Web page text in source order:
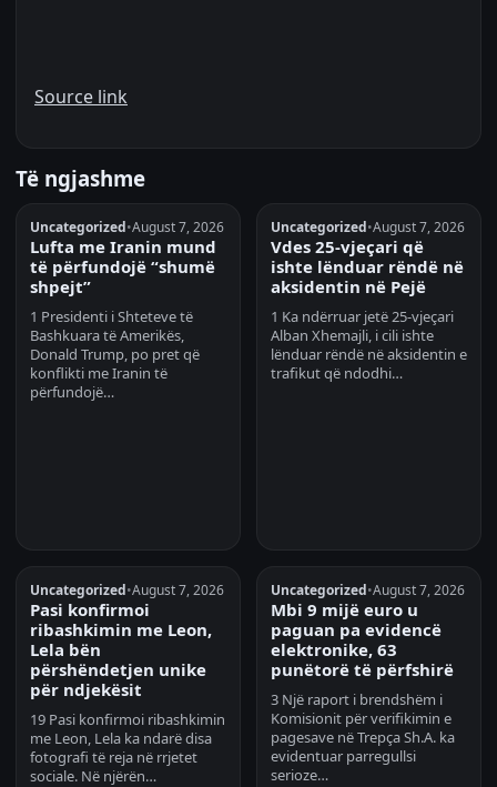
Source link
Të ngjashme
Uncategorized•August 7, 2026
Lufta me Iranin mund
të përfundojë “shumë
shpejt”
1 Presidenti i Shteteve të
Bashkuara të Amerikës,
Donald Trump, po pret që
konflikti me Iranin të
përfundojë…
Uncategorized•August 7, 2026
Vdes 25-vjeçari që
ishte lënduar rëndë në
aksidentin në Pejë
1 Ka ndërruar jetë 25-vjeçari
Alban Xhemajli, i cili ishte
lënduar rëndë në aksidentin e
trafikut që ndodhi…
Uncategorized•August 7, 2026
Pasi konfirmoi
ribashkimin me Leon,
Lela bën
përshëndetjen unike
për ndjekësit
19 Pasi konfirmoi ribashkimin
me Leon, Lela ka ndarë disa
fotografi të reja në rrjetet
sociale. Në njërën…
Uncategorized•August 7, 2026
Mbi 9 mijë euro u
paguan pa evidencë
elektronike, 63
punëtorë të përfshirë
3 Një raport i brendshëm i
Komisionit për verifikimin e
pagesave në Trepça Sh.A. ka
evidentuar parregullsi
serioze…